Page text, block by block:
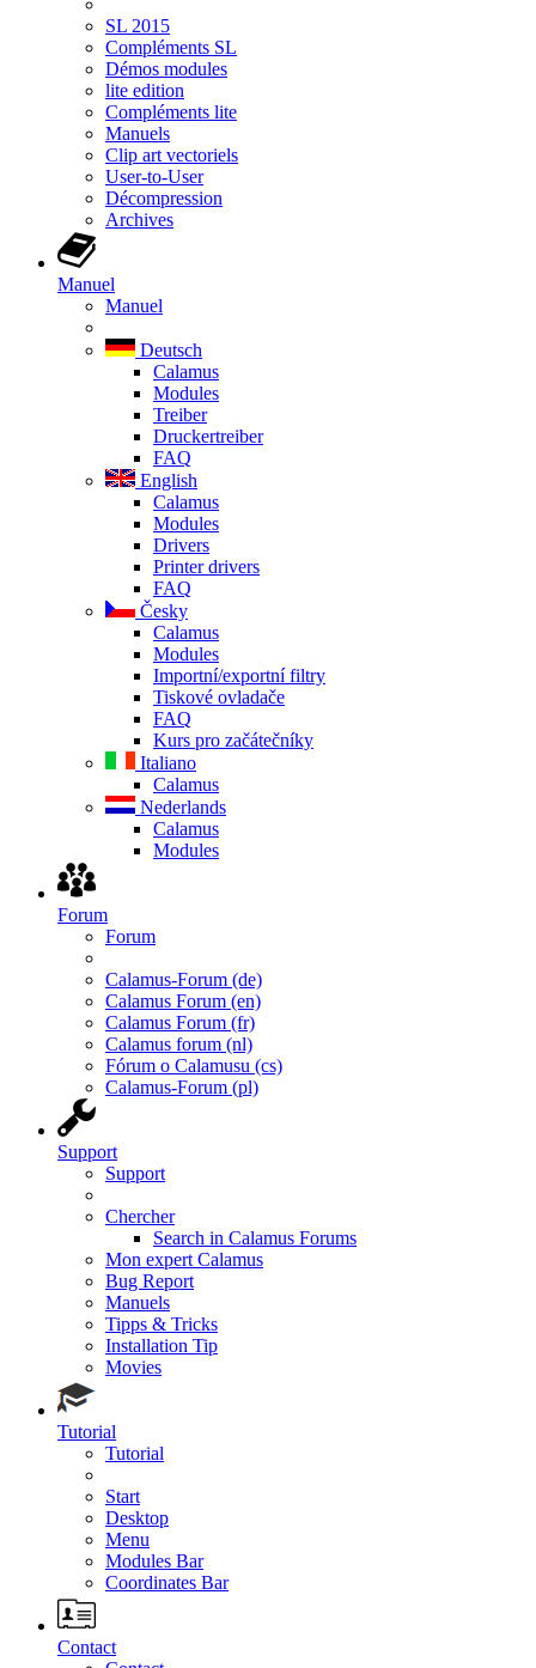
SL 2015
Compléments SL
Démos modules
lite edition
Compléments lite
Manuels
Clip art vectoriels
User-to-User
Décompression
Archives
Manuel
Manuel
Deutsch
Calamus
Modules
Treiber
Druckertreiber
FAQ
English
Calamus
Modules
Drivers
Printer drivers
FAQ
Česky
Calamus
Modules
Importní/exportní filtry
Tiskové ovladače
FAQ
Kurs pro začátečníky
Italiano
Calamus
Nederlands
Calamus
Modules
Forum
Forum
Calamus-Forum (de)
Calamus Forum (en)
Calamus Forum (fr)
Calamus forum (nl)
Fórum o Calamusu (cs)
Calamus-Forum (pl)
Support
Support
Chercher
Search in Calamus Forums
Mon expert Calamus
Bug Report
Manuels
Tipps & Tricks
Installation Tip
Movies
Tutorial
Tutorial
Start
Desktop
Menu
Modules Bar
Coordinates Bar
Contact